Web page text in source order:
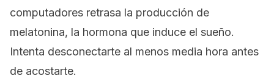
computadores retrasa la producción de
melatonina, la hormona que induce el sueño.
Intenta desconectarte al menos media hora antes
de acostarte.